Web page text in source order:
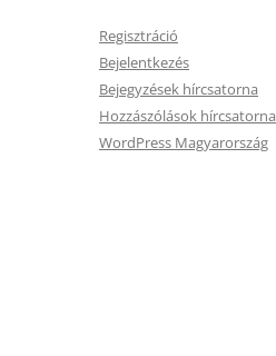
Regisztráció
Bejelentkezés
Bejegyzések hírcsatorna
Hozzászólások hírcsatorna
WordPress Magyarország